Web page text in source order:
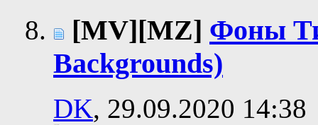
[MV][MZ] Фоны
Backgrounds)
DK, 29.09.2020 14:38